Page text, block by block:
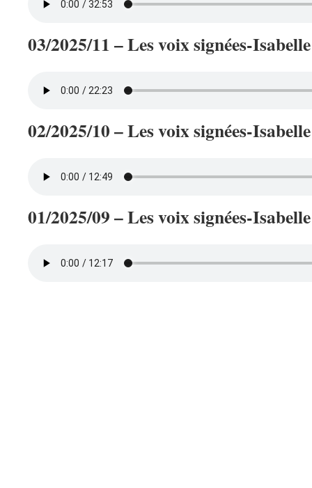
03/2025/11 – Les voix signées-
02/2025/10 – Les voix signées-
01/2025/09 – Les voix signées-